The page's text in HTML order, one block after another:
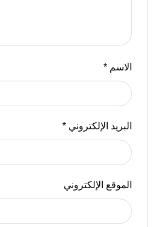
الاسم*
البريد الإلكتروني*
الموقع الإلكتروني